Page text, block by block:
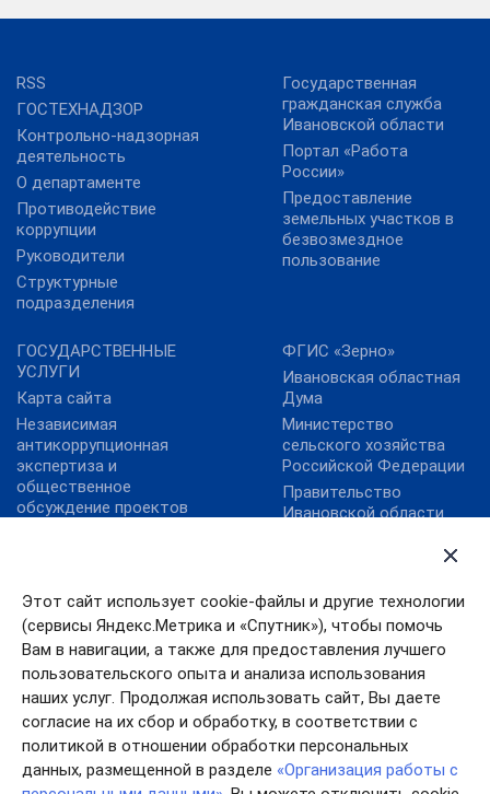
Этот сайт использует cookie-файлы и другие технологии
(сервисы Яндекс.Метрика и «Спутник»), чтобы помочь
Вам в навигации, а также для предоставления лучшего
пользовательского опыта и анализа использования
наших услуг. Продолжая использовать сайт, Вы даете
согласие на их сбор и обработку, в соответствии с
политикой в отношении обработки персональных
данных, размещенной в разделе «Организация работы с
RSS
ГОСТЕХНАДЗОР
Контрольно-надзорная
деятельность
О департаменте
Противодействие
коррупции
Руководители
Структурные
подразделения
Государственная
гражданская служба
Ивановской области
Портал «Работа
России»
Предоставление
земельных участков в
безвозмездное
пользование
ГОСУДАРСТВЕННЫЕ
УСЛУГИ
Карта сайта
Независимая
антикоррупционная
экспертиза и
общественное
обсуждение проектов
ФГИС «Зерно»
Ивановская областная
Дума
Министерство
сельского хозяйства
Российской Федерации
Правительство
Ивановской области
ФГБУ «Центр
Агроаналитики»
Цифровая платформа
МСП